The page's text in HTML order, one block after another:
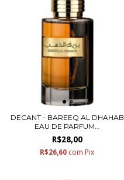
DECANT - BAREEQ AL DHAHAB
EAU DE PARFUM...
R$28,00
R$26,60 com Pix